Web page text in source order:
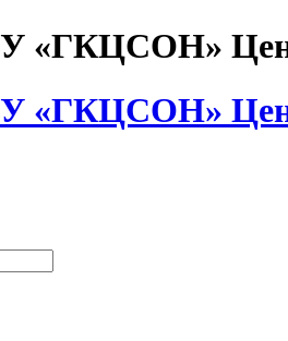
«ГКЦСОН»
«ГКЦСОН»